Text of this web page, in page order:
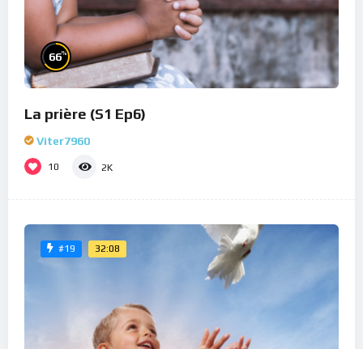
66%
La prière (S1 Ep6)
Viter7960
10 2K
#19 32:08